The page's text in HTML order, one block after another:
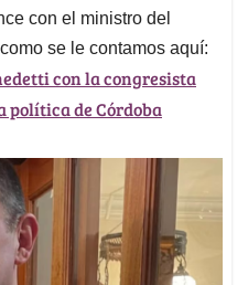
con el ministro del
se le contamos aquí:
con la congresista
política de Córdoba